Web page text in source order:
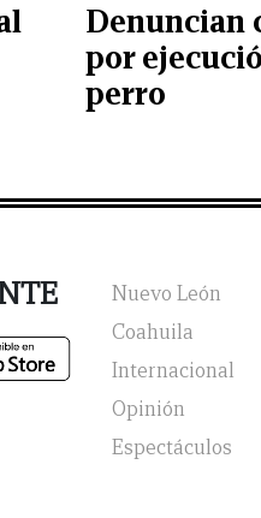
Denuncian
por
perro
Nuevo León
Coahuila
Internacional
Opinión
Espectáculos